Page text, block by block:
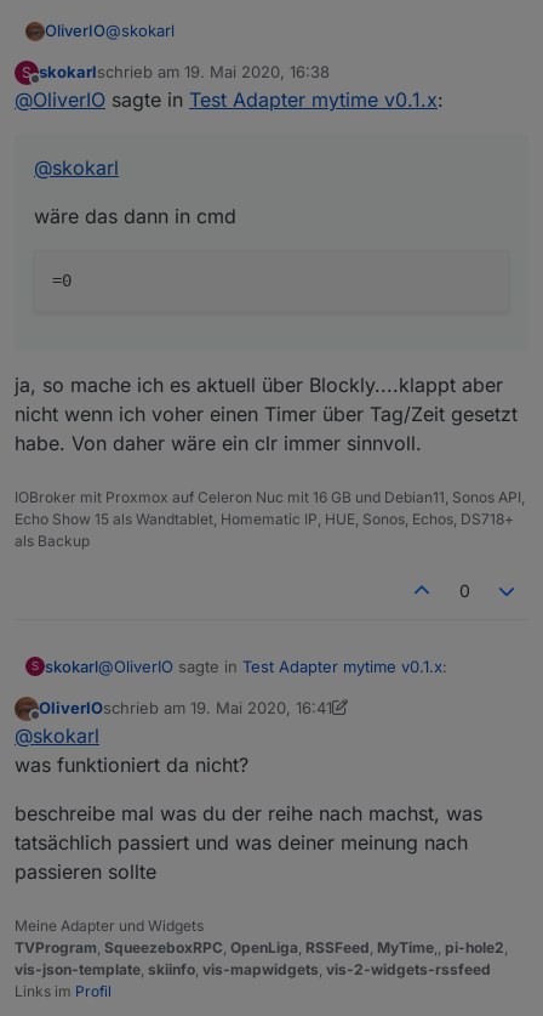
OliverIO@skokarl
wäre das dann in cmd
S
Offline
skokarlschrieb am 19. Mai 2020, 16:38
zuletzt editiert von
@OliverIO sagte in Test Adapter mytime v0.1.x:
@skokarl
wäre das dann in cmd
ja, so mache ich es aktuell über Blockly....klappt aber
nicht wenn ich voher einen Timer über Tag/Zeit gesetzt
habe. Von daher wäre ein clr immer sinnvoll.
IOBroker mit Proxmox auf Celeron Nuc mit 16 GB und Debian11, Sonos API,
Echo Show 15 als Wandtablet, Homematic IP, HUE, Sonos, Echos, DS718+
als Backup
0
S skokarl@OliverIO sagte in Test Adapter mytime v0.1.x:
wäre das dann in cmd
ja, so mache ich es aktuell über Blockly....klappt aber
habe. Von daher wäre ein clr immer sinnvoll.
Offline
OliverIOschrieb am 19. Mai 2020, 16:41
zuletzt editiert von OliverIO
@skokarl
was funktioniert da nicht?
beschreibe mal was du der reihe nach machst, was
tatsächlich passiert und was deiner meinung nach
passieren sollte
Meine Adapter und Widgets
TVProgram SqueezeboxRPC OpenLiga RSSFeed MyTime pi-hole2
vis-json-template skiinfo vis-mapwidgets vis-2-widgets-rssfeed
Links im Profil